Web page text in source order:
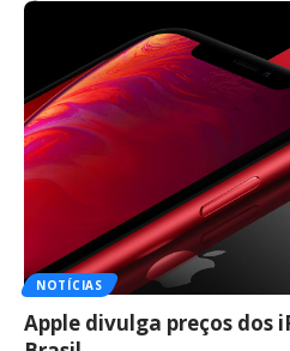
NOTÍCIAS
Apple divulga preços dos